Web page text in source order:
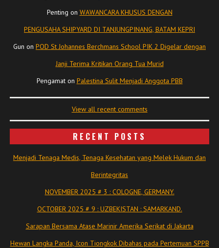
Penting on WAWANCARA KHUSUS DENGAN
PENGUSAHA SHIPYARD DI TANJUNGPINANG, BATAM KEPRI
Gun on POD St Johannes Berchmans School PIK 2 Digelar dengan
Janji Terima Kritikan Orang Tua Murid
Pengamaton Palestina Sulit Menjadi Anggota PBB
View all recent comments
RECENT POSTS
Menjadi Tenaga Medis, Tenaga Kesehatan yang Melek Hukum dan
Berintegritas
NOVEMBER 2025 # 3 : COLOGNE, GERMANY.
OCTOBER 2025 # 9 : UZBEKISTAN : SAMARKAND.
Sarapan Bersama Atase Marinir Amerika Serikat di Jakarta
Hewan Langka Panda, Icon Tiongkok Dibahas pada Pertemuan SPPB